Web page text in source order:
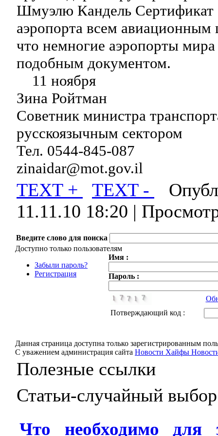
Шмуэлю Кандель Сертификат
аэропорта всем авиационным
что немногие аэропорты
подобным документом.
11 ноября
Зина Ройтман
Советник министра
русскоязычным сектором
Тел. 0544-845-087
zinaidar@mot.gov.il
TEXT + TEXT -
11.11.10 18:20 |
Введите слово для поиска
Доступно только пользователям
Забыли пароль?
Регистрация
Имя :
Пароль :
Потверждающий код :
Данная страница доступна только зарегистрированным
С уважением администрация сайта Новости Хайфы
Полезные ссылки
Статьи-случайный выбор
Что необходимо для